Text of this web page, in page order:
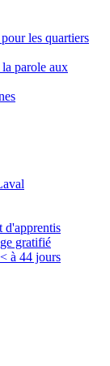
les quartiers
parole aux
d'apprentis
gratifié
à 44 jours